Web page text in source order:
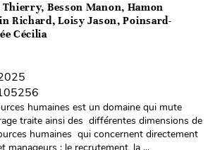
Thierry, Besson Manon, Hamon
Richard, Loisy Jason, Poinsard-
Cécilia
humaines est un domaine qui mute
traite ainsi des différentes dimensions de
humaines qui concernent directement